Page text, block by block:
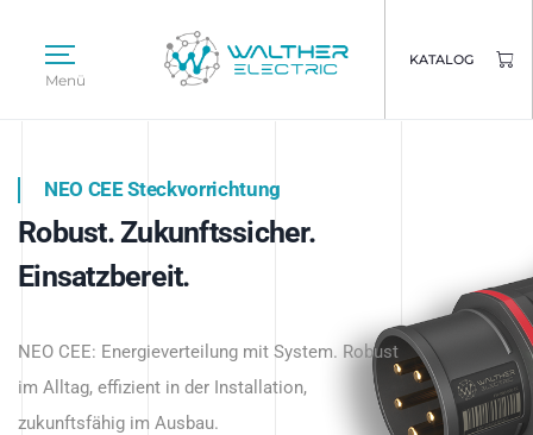
Menü
KATALOG
Intelligente Stromverteilung
beginnt hier.
NEO CEE Steckvorrichtung
Robust. Zukunftssicher.
Einsatzbereit.
NEO CEE: Energieverteilung mit System. Robust
im Alltag, effizient in der Installation,
zukunftsfähig im Ausbau.
Intelligenz trifft Energie.
Anwendungen – robust, IP-geschützt und
zukunftsfähig.